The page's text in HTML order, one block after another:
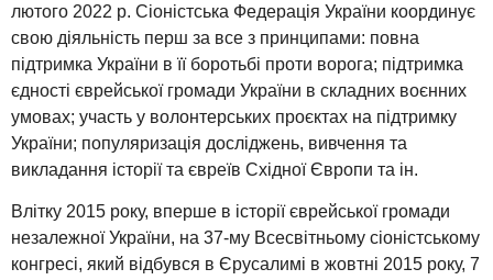
лютого 2022 р. Сіоністська Федерація України координує
свою діяльність перш за все з принципами: повна
підтримка України в її боротьбі проти ворога; підтримка
єдності єврейської громади України в складних воєнних
умовах; участь у волонтерських проєктах на підтримку
України; популяризація досліджень, вивчення та
викладання історії та євреїв Східної Європи та ін.
Влітку 2015 року, вперше в історії єврейської громади
незалежної України, на 37-му Всесвітньому сіоністському
конгресі, який відбувся в Єрусалимі в жовтні 2015 року, 7